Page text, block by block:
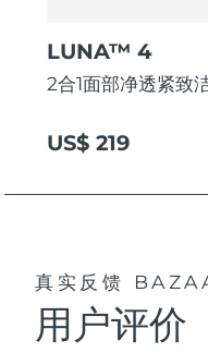
LUNA™ 4
2合1面部净透紧致
US$ 219
真实反馈
用户评价